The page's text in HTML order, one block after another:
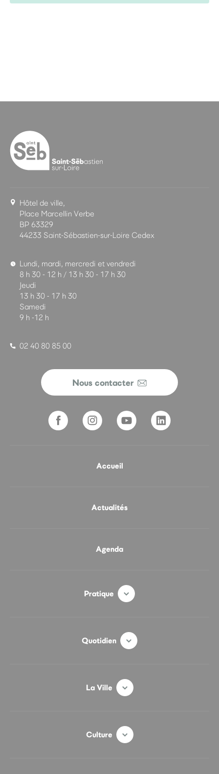
Hôtel de ville,
Place Marcellin Verbe
BP 63329
44233 Saint-Sébastien-sur-Loire Cedex
Lundi, mardi, mercredi et vendredi
8 h 30 - 12 h / 13 h 30 - 17 h 30
Jeudi
13 h 30 - 17 h 30
Samedi
9 h -12 h
02 40 80 85 00
Nous contacter
Accueil
Actualités
Agenda
Pratique
Quotidien
La Ville
Culture